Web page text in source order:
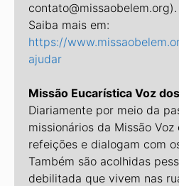
contato@missaobelem.org).
Saiba mais em:
https://
ajudar
Missão Eucarística Voz
Diariamente por meio da
missionários da Missão
refeições e dialogam com os
Também são acolhidas
debilitada que vivem nas